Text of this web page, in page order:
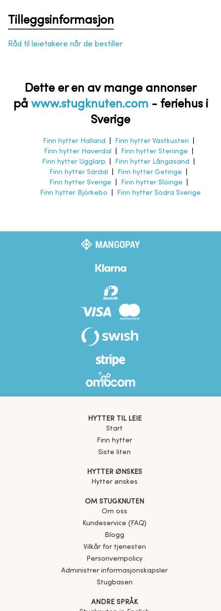
Tilleggsinformasjon
Råd til leietakere når de bestiller
Dette er en av mange annonser
på www.stugknuten.com - feriehus i
Sverige
Finn hytter Halland Finn hytter Västkusten
Finn hytter Haverdal
Finn hytter Steninge
Finn hytter Ugglarp
Finn hytter Långasand
Finn hytter Särdal
Finn hytter Getinge
Finn hytter Sverige
Finn hytter Slöinge
Finn hytter Björkebo
Finn hytter Södra Sverige
HYTTER TIL LEIE
Start
Finn hytter
Siste liten
HYTTER ØNSKES
Hytter ønskes
OM STUGKNUTEN
Om oss
Kundeservice (FAQ)
Blogg
Vilkår for tjenesten
Personvernpolicy
Administrer informasjonskapsler
Stugbasen
ANDRE SPRÅK